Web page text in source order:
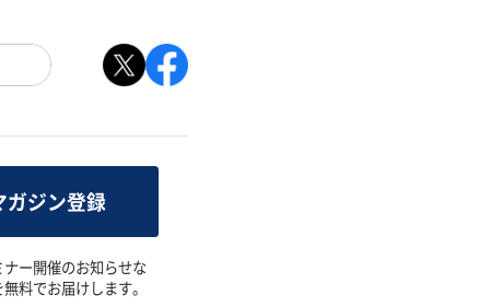
ガジン登録
ー開催のお知らせな
料でお届けします。